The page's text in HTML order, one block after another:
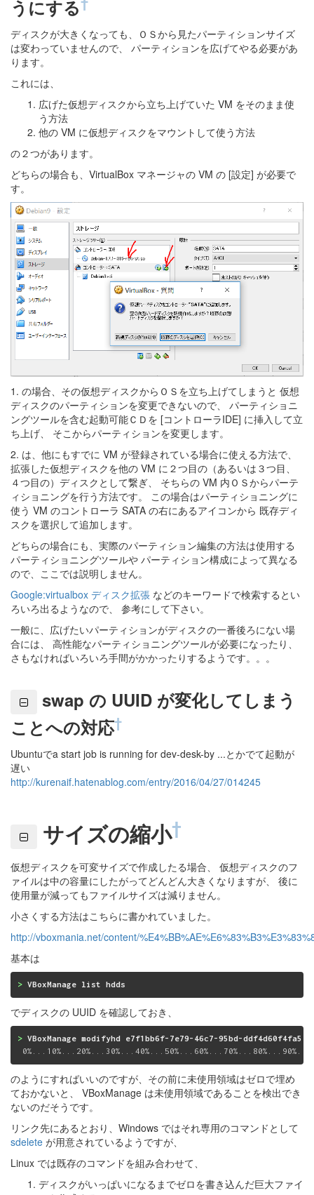
うにする
ディスクが大きくなっても、ＯＳから見たパーティションサイズ
は変わっていませんので、 パーティションを広げてやる必要があ
ります。
これには、
広げた仮想ディスクから立ち上げていた VM をそのまま使
う方法
他の VM に仮想ディスクをマウントして使う方法
の２つがあります。
どちらの場合も、VirtualBox マネージャの VM の [設定] が必要で
す。
1. の場合、その仮想ディスクからＯＳを立ち上げてしまうと 仮想
ディスクのパーティションを変更できないので、 パーティショニ
ングツールを含む起動可能ＣＤを [コントローラIDE] に挿入して立
ち上げ、 そこからパーティションを変更します。
2. は、他にもすでに VM が登録されている場合に使える方法で、
拡張した仮想ディスクを他の VM に２つ目の（あるいは３つ目、
４つ目の）ディスクとして繋ぎ、 そちらの VM 内ＯＳからパーテ
ィショニングを行う方法です。 この場合はパーティショニングに
使う VM のコントローラ SATA の右にあるアイコンから 既存ディ
スクを選択して追加します。
どちらの場合にも、実際のパーティション編集の方法は使用する
パーティショニングツールや パーティション構成によって異なる
ので、ここでは説明しません。
Google:virtualbox ディスク拡張 などのキーワードで検索するとい
ろいろ出るようなので、 参考にして下さい。
一般に、広げたいパーティションがディスクの一番後ろにない場
合には、 高性能なパーティショニングツールが必要になったり、
さもなければいろいろ手間がかかったりするようです。。。
swap の UUID が変化してしまう
ことへの対応†
Ubuntuでa start job is running for dev-desk-by ...とかでて起動が
遅い
http://kurenaif.hatenablog.com/entry/2016/04/27/014245
サイズの縮小†
仮想ディスクを可変サイズで作成したる場合、 仮想ディスクのフ
ァイルは中の容量にしたがってどんどん大きくなりますが、 後に
使用量が減ってもファイルサイズは減りません。
小さくする方法はこちらに書かれていました。
http://vboxmania.net/content/
基本は
> VBoxManage list hdds
でディスクの UUID を確認しておき、
> VBoxManage modifyhd e7f1bb6f-7e79-46c7-95bd-ddf4d60f4fa5
のようにすればいいのですが、その前に未使用領域はゼロで埋め
ておかないと、 VBoxManage は未使用領域であることを検出でき
ないのだそうです。
リンク先にあるとおり、Windows ではそれ専用のコマンドとして
sdelete が用意されているようですが、
Linux では既存のコマンドを組み合わせて、
ディスクがいっぱいになるまでゼロを書き込んだ巨大ファイ